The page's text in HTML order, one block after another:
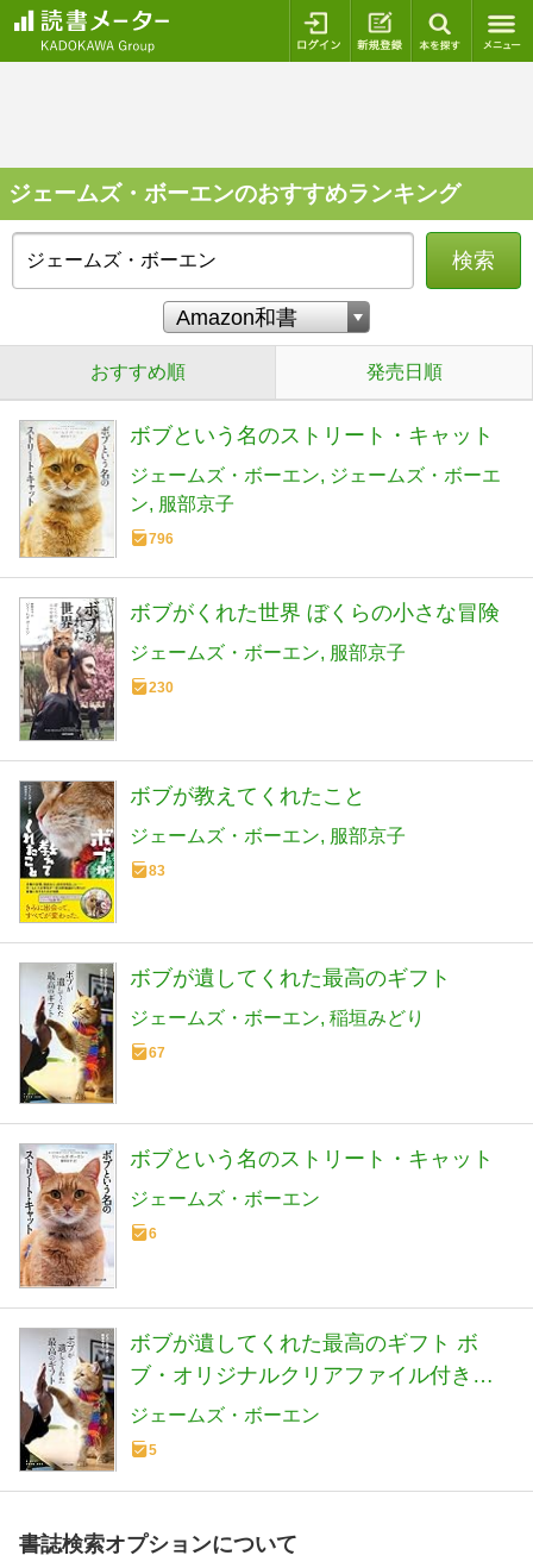
ログイン 新規登録
ジェームズ・ボーエンのおすすめランキング
検索
おすすめ順 発売日順
ボブという名のストリート・キャット
ジェームズ・ボーエン
ジェームズ・ボーエ
ン
服部京子
796
ボブがくれた世界 ぼくらの小さな冒険
ジェームズ・ボーエン 服部京子
230
ボブが教えてくれたこと
ジェームズ・ボーエン 服部京子
83
ボブが遺してくれた最高のギフト
ジェームズ・ボーエン 稲垣みどり
67
ボブという名のストリート・キャット
ジェームズ・ボーエン
6
ボブが遺してくれた最高のギフト ボ
ブ・オリジナルクリアファイル付き限
定版
ジェームズ・ボーエン
5
書誌検索オプションについて